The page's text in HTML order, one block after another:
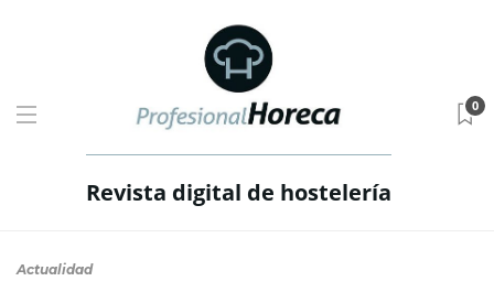
Revista digital de hostelería
0
Actualidad